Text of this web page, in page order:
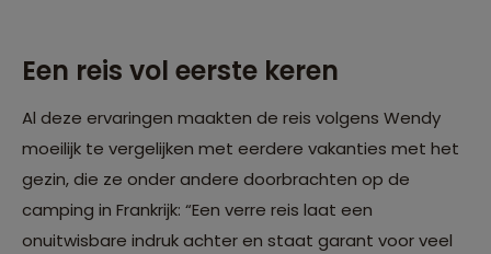
Een reis vol eerste keren
Al deze ervaringen maakten de reis volgens Wendy
moeilijk te vergelijken met eerdere vakanties met het
gezin, die ze onder andere doorbrachten op de
camping in Frankrijk: “Een verre reis laat een
onuitwisbare indruk achter en staat garant voor veel